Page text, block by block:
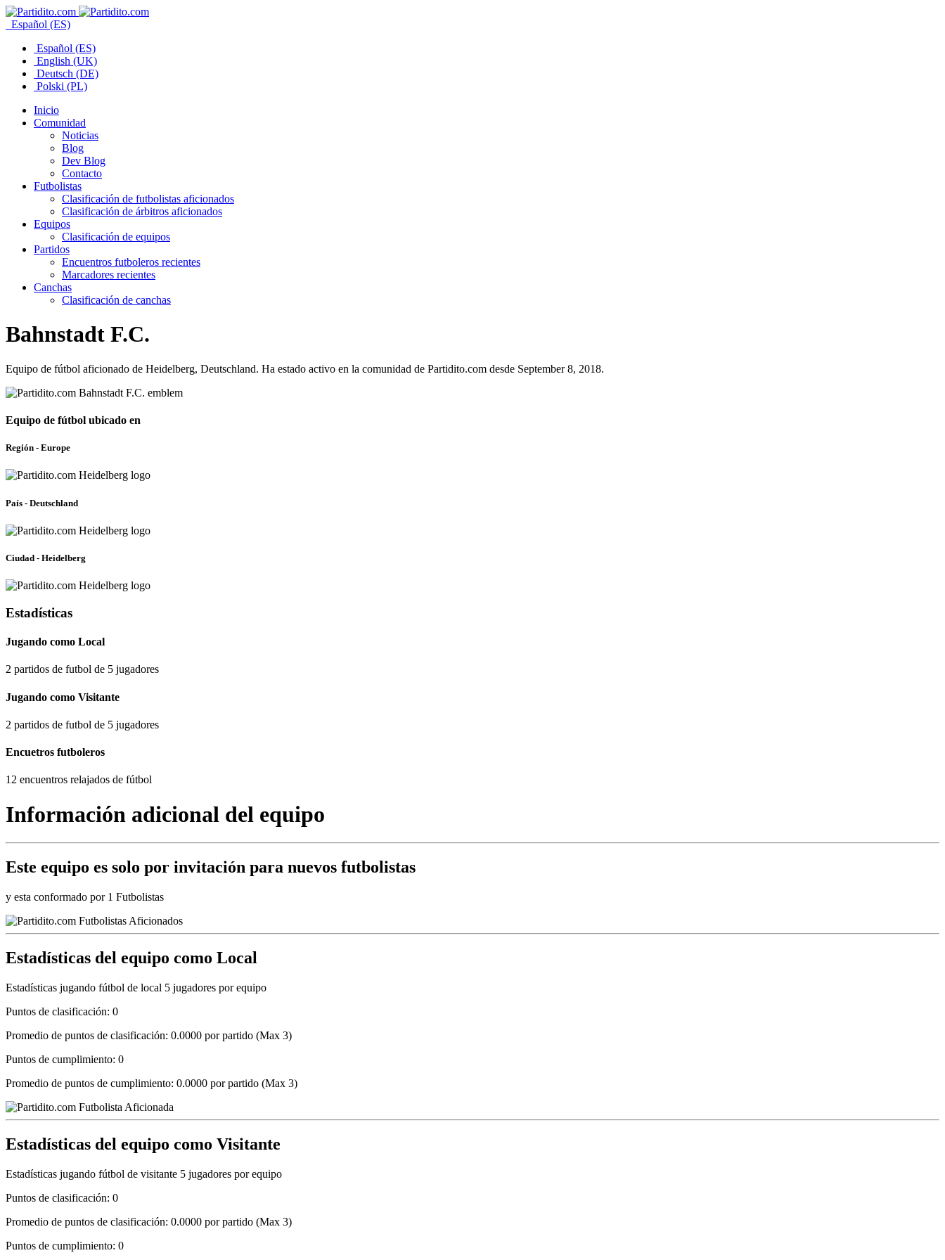
Español (ES)
Español (ES)
English (UK)
Deutsch (DE)
Polski (PL)
Inicio
Comunidad
Noticias
Blog
Dev Blog
Contacto
Futbolistas
Clasificación de futbolistas aficionados
Clasificación de árbitros aficionados
Equipos
Clasificación de equipos
Partidos
Encuentros futboleros recientes
Marcadores recientes
Canchas
Clasificación de canchas
Bahnstadt F.C.
Equipo de fútbol aficionado de Heidelberg, Deutschland. Ha estado activo en la comunidad de Partidito.com desde September 8, 2018.
Equipo de fútbol ubicado en
Región - Europe
País - Deutschland
Ciudad - Heidelberg
Estadísticas
Jugando como Local
2 partidos de futbol de 5 jugadores
Jugando como Visitante
2 partidos de futbol de 5 jugadores
Encuetros futboleros
12 encuentros relajados de fútbol
Información adicional del equipo
Este equipo es solo por invitación para nuevos futbolistas
y esta conformado por 1 Futbolistas
Estadísticas del equipo como Local
Estadísticas jugando fútbol de local 5 jugadores por equipo
Puntos de clasificación: 0
Promedio de puntos de clasificación: 0.0000 por partido (Max 3)
Puntos de cumplimiento: 0
Promedio de puntos de cumplimiento: 0.0000 por partido (Max 3)
Estadísticas del equipo como Visitante
Estadísticas jugando fútbol de visitante 5 jugadores por equipo
Puntos de clasificación: 0
Promedio de puntos de clasificación: 0.0000 por partido (Max 3)
Puntos de cumplimiento: 0